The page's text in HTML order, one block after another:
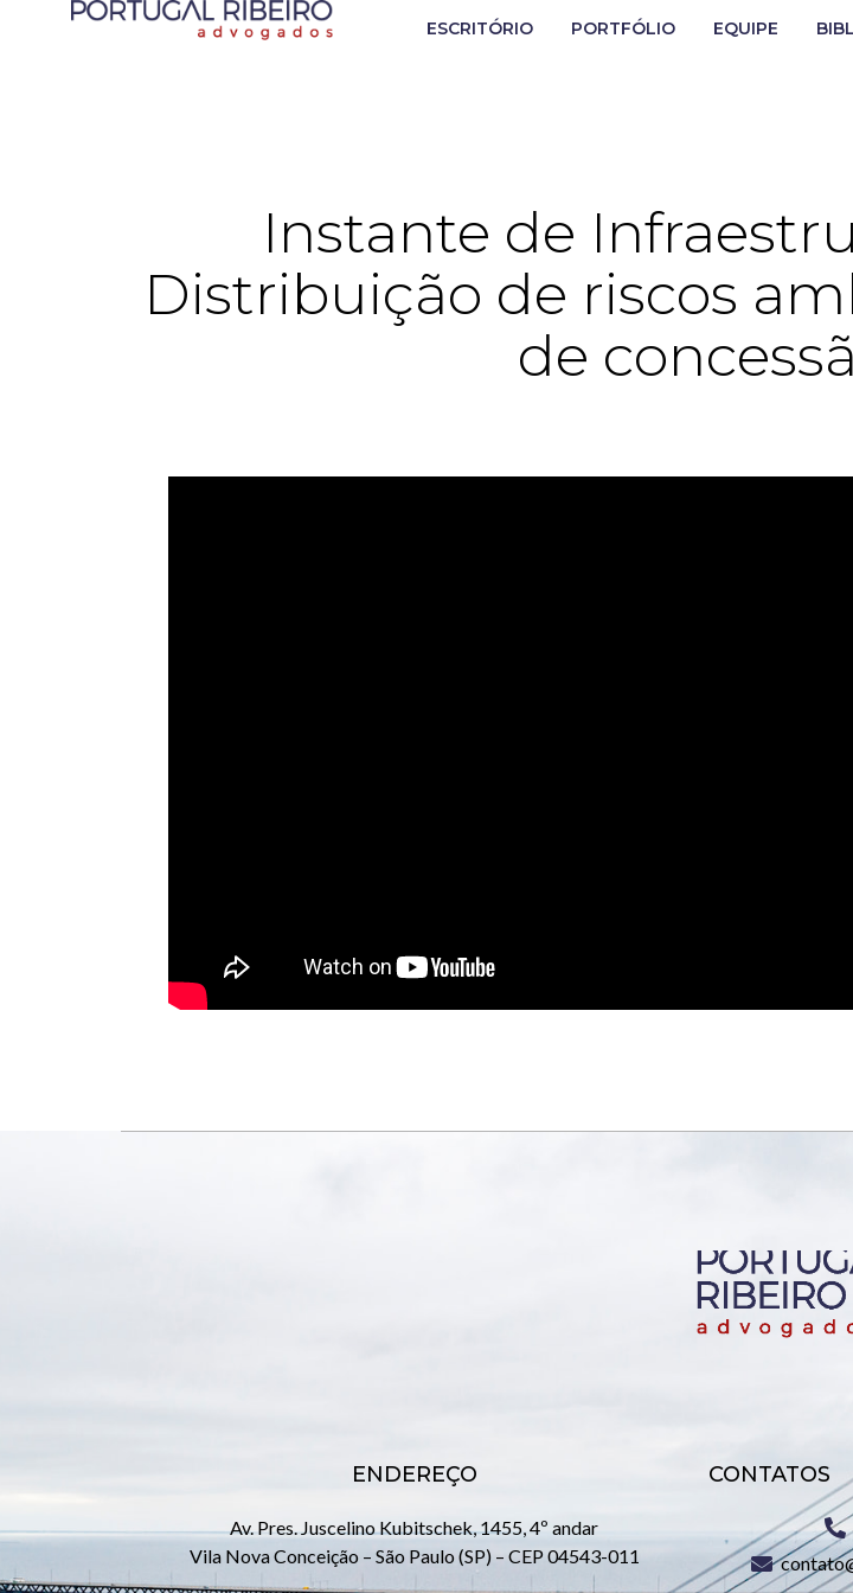
ESCRITÓRIO PORTFÓLIO EQUIPE
Instante de
Distribuição de riscos
de
ENDEREÇO
Av. Pres. Juscelino Kubitschek, 1455, 4º andar
Vila Nova Conceição – São Paulo (SP) – CEP 04543-011
CONTATOS